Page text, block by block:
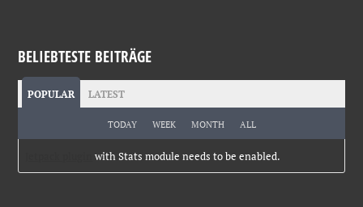
BELIEBTESTE BEITRÄGE
POPULAR LATEST
TODAY WEEK MONTH ALL
with Stats module needs to be enabled.